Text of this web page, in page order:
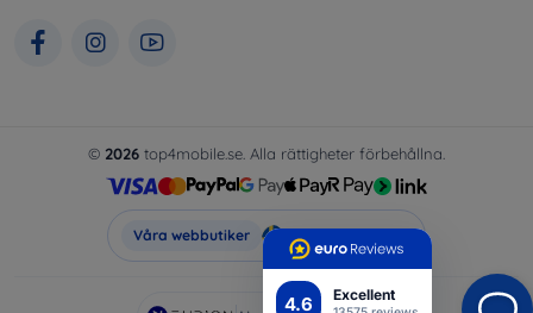
4.6 Excellent
© 2026 top4mobile.se. Alla rättigheter förbehållna.
Våra webbutiker Top4Mobile.se